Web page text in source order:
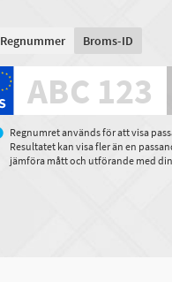
Regnummer Broms-ID
Regnumret används för att visa
Resultatet kan visa fler än en
jämföra mått och utförande med